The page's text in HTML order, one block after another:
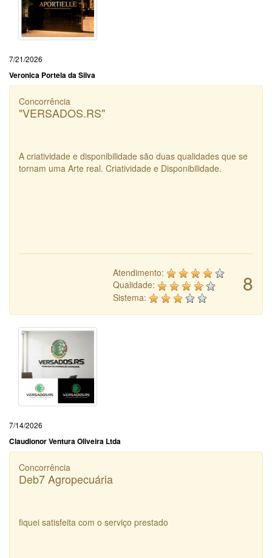
7/21/2026
Veronica Portela da Silva
Concorrência
"VERSADOS.RS"
A criatividade e disponibilidade são duas qualidades que se
tornam uma Arte real. Criatividade e Disponibilidade.
8
Atendimento:
Qualidade:
Sistema:
7/14/2026
Claudionor Ventura Oliveira Ltda
Concorrência
Deb7 Agropecuária
fiquei satisfeita com o serviço prestado